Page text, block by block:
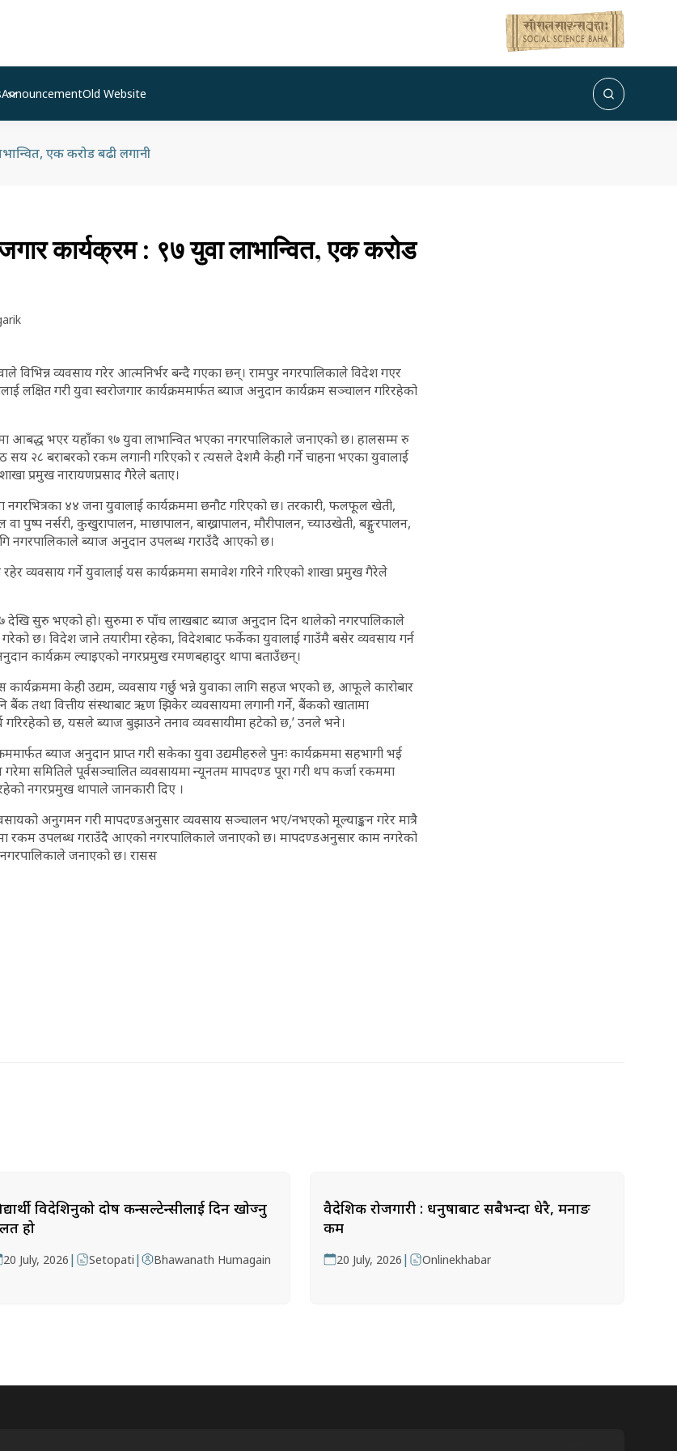
AnnouncementOld Website
एक करोड बढी लगानी
कार्यक्रम : ९७ युवा लाभान्वित, एक करोड
विभिन्न व्यवसाय गरेर आत्मनिर्भर बन्दै गएका छन्। रामपुर नगरपालिकाले विदेश गएर
लक्षित गरी युवा स्वरोजगार कार्यक्रममार्फत ब्याज अनुदान कार्यक्रम सञ्चालन गरिरहेको
आबद्ध भएर यहाँका ९७ युवा लाभान्वित भएका नगरपालिकाले जनाएको छ। हालसम्म रु
२८ बराबरको रकम लगानी गरिएको र त्यसले देशमै केही गर्ने चाहना भएका युवालाई
प्रमुख नारायणप्रसाद गैरेले बताए।
४४ जना युवालाई कार्यक्रममा छनौट गरिएको छ। तरकारी, फलफूल खेती,
पुष्प नर्सरी, कुखुरापालन, माछापालन, बाख्रापालन, मौरीपालन, च्याउखेती, बङ्गुरपालन,
नगरपालिकाले ब्याज अनुदान उपलब्ध गराउँदै आएको छ।
रहेर व्यवसाय गर्ने युवालाई यस कार्यक्रममा समावेश गरिने गरिएको शाखा प्रमुख गैरेले
देखि सुरु भएको हो। सुरुमा रु पाँच लाखबाट ब्याज अनुदान दिन थालेको नगरपालिकाले
छ। विदेश जाने तयारीमा रहेका, विदेशबाट फर्केका युवालाई गाउँमै बसेर व्यवसाय गर्न
कार्यक्रम ल्याइएको नगरप्रमुख रमणबहादुर थापा बताउँछन्।
कार्यक्रममा केही उद्यम, व्यवसाय गर्छु भन्ने युवाका लागि सहज भएको छ, आफूले कारोबार
बैंक तथा वित्तीय संस्थाबाट ऋण झिकेर व्यवसायमा लगानी गर्ने, बैंकको खातामा
गरिरहेको छ, यसले ब्याज बुझाउने तनाव व्यवसायीमा हटेको छ,’ उनले भने।
ब्याज अनुदान प्राप्त गरी सकेका युवा उद्यमीहरुले पुनः कार्यक्रममा सहभागी भई
गरेमा समितिले पूर्वसञ्चालित व्यवसायमा न्यूनतम मापदण्ड पूरा गरी थप कर्जा रकममा
नगरप्रमुख थापाले जानकारी दिए ।
अनुगमन गरी मापदण्डअनुसार व्यवसाय सञ्चालन भए/नभएको मूल्याङ्कन गरेर मात्रै
रकम उपलब्ध गराउँदै आएको नगरपालिकाले जनाएको छ। मापदण्डअनुसार काम नगरेको
जनाएको छ। रासस
विदेशिनुको दोष कन्सल्टेन्सीलाई दिन खोज्नु
हो
20 July, 2026 | Setopati | Bhawanath Humagain
वैदेशिक रोजगारी : धनुषाबाट सबैभन्दा धेरै, मनाङ
कम
20 July, 2026 | Onlinekhabar